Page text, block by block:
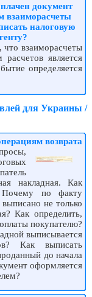
документ
взаиморасчеты
налоговую
что взаиморасчеты
является
определяется
для Украины /
возврата
накладная. Как
Почему по факту
не только
Как определить,
покупателю?
выписывается
Как выписать
до начала
оформляется